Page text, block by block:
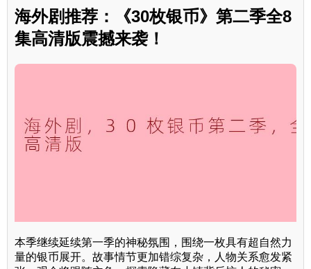
海外剧推荐：《30枚银币》第二季全8
集高清版震撼来袭！
本季继续延续第一季的神秘氛围，围绕一枚具有超自然力
量的银币展开。故事情节更加错综复杂，人物关系愈发紧